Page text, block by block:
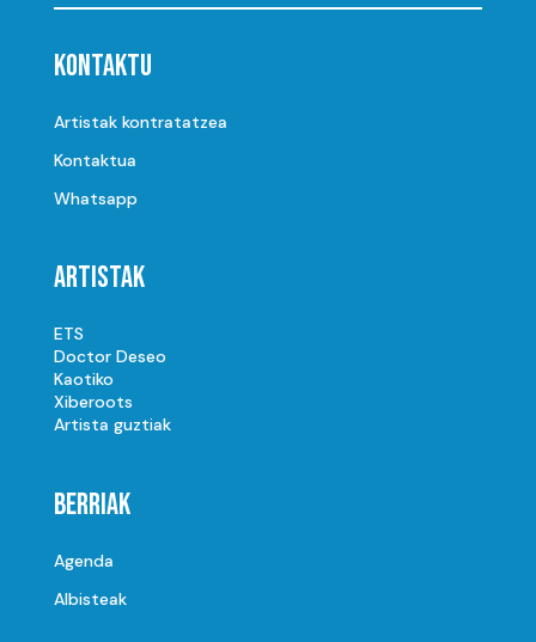
Kontaktu
Artistak kontratatzea
Kontaktua
Whatsapp
Artistak
ETS
Doctor Deseo
Kaotiko
Xiberoots
Artista guztiak
Berriak
Agenda
Albisteak